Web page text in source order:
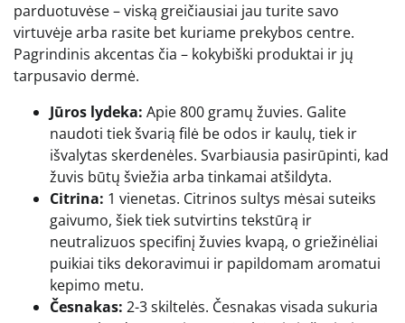
parduotuvėse – viską greičiausiai jau turite savo
virtuvėje arba rasite bet kuriame prekybos centre.
Pagrindinis akcentas čia – kokybiški produktai ir jų
tarpusavio dermė.
Jūros lydeka: Apie 800 gramų žuvies. Galite
naudoti tiek švarią filė be odos ir kaulų, tiek ir
išvalytas skerdenėles. Svarbiausia pasirūpinti, kad
žuvis būtų šviežia arba tinkamai atšildyta.
Citrina: 1 vienetas. Citrinos sultys mėsai suteiks
gaivumo, šiek tiek sutvirtins tekstūrą ir
neutralizuos specifinį žuvies kvapą, o griežinėliai
puikiai tiks dekoravimui ir papildomam aromatui
kepimo metu.
Česnakas: 2-3 skiltelės. Česnakas visada sukuria